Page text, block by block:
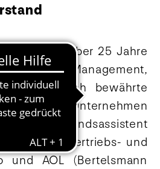
verfügt über 25 Jahre
General Management,
bewährte
und Groß-Unternehmen
als Vorstandsassistent
, Vertriebs- und
und AOL (Bertelsmann